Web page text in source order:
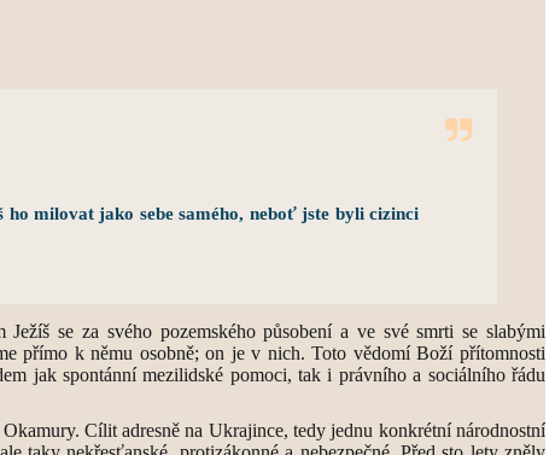
milovat jako sebe samého, neboť jste byli cizinci
se za svého pozemského působení a ve své smrti se slabými
přímo k němu osobně; on je v nich. Toto vědomí Boží přítomnosti
jak spontánní mezilidské pomoci, tak i právního a sociálního řádu
Cílit adresně na Ukrajince, tedy jednu konkrétní národnostní